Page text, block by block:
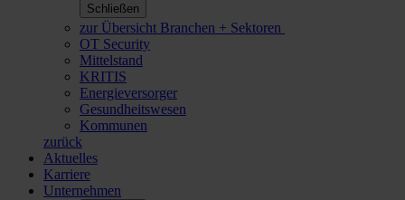
Schließen
zur Übersicht Branchen + Sektoren
OT Security
Mittelstand
KRITIS
Energieversorger
Gesundheitswesen
Kommunen
zurück
Aktuelles
Karriere
Unternehmen